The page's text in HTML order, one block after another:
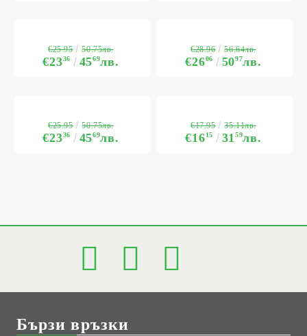
€2336 4569лв.
€25.95 50.75лв.
€2606 5097лв.
€28.96 56.64лв.
€2336 4569лв.
€25.95 50.75лв.
€1615 3159лв.
€17.95 35.11лв.
Бързи връзки